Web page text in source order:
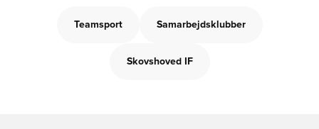
Teamsport Samarbejdsklubber
Skovshoved IF